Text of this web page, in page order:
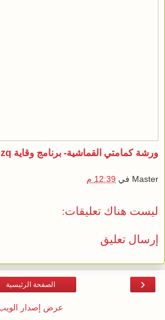
ورشة كمامتي القماشية- برنامج وقاية
Master في 12:39 م
ليست هناك تعليقات:
إرسال تعليق
‹ الصفحة الرئيسية
عرض إصدار